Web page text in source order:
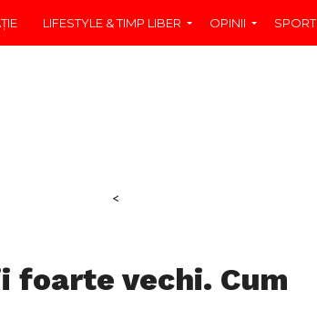
LIFESTYLE & TIMP LIBER OPINII SPORT
<
foarte vechi. Cum